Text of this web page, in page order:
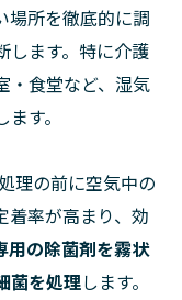
場所を徹底的に調
します。特に介護
・食堂など、湿気
す。
理の前に空気中の
着率が高まり、効
用の除菌剤を霧状
菌を処理します。